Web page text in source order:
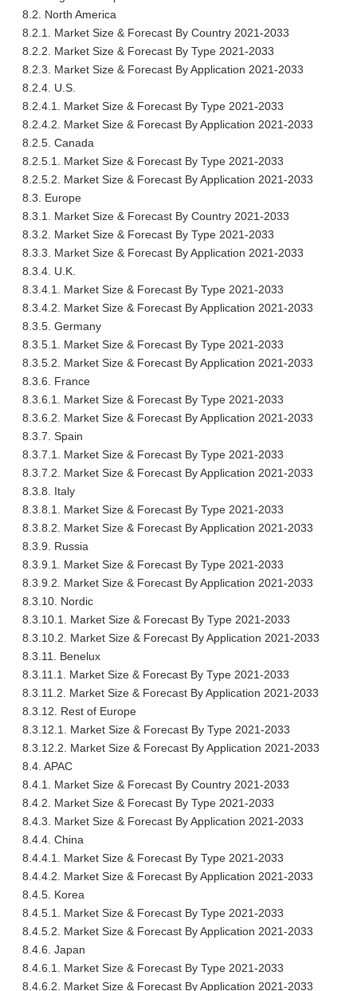
8.2. North America
8.2.1. Market Size & Forecast By Country 2021-2033
8.2.2. Market Size & Forecast By Type 2021-2033
8.2.3. Market Size & Forecast By Application 2021-2033
8.2.4. U.S.
8.2.4.1. Market Size & Forecast By Type 2021-2033
8.2.4.2. Market Size & Forecast By Application 2021-2033
8.2.5. Canada
8.2.5.1. Market Size & Forecast By Type 2021-2033
8.2.5.2. Market Size & Forecast By Application 2021-2033
8.3. Europe
8.3.1. Market Size & Forecast By Country 2021-2033
8.3.2. Market Size & Forecast By Type 2021-2033
8.3.3. Market Size & Forecast By Application 2021-2033
8.3.4. U.K.
8.3.4.1. Market Size & Forecast By Type 2021-2033
8.3.4.2. Market Size & Forecast By Application 2021-2033
8.3.5. Germany
8.3.5.1. Market Size & Forecast By Type 2021-2033
8.3.5.2. Market Size & Forecast By Application 2021-2033
8.3.6. France
8.3.6.1. Market Size & Forecast By Type 2021-2033
8.3.6.2. Market Size & Forecast By Application 2021-2033
8.3.7. Spain
8.3.7.1. Market Size & Forecast By Type 2021-2033
8.3.7.2. Market Size & Forecast By Application 2021-2033
8.3.8. Italy
8.3.8.1. Market Size & Forecast By Type 2021-2033
8.3.8.2. Market Size & Forecast By Application 2021-2033
8.3.9. Russia
8.3.9.1. Market Size & Forecast By Type 2021-2033
8.3.9.2. Market Size & Forecast By Application 2021-2033
8.3.10. Nordic
8.3.10.1. Market Size & Forecast By Type 2021-2033
8.3.10.2. Market Size & Forecast By Application 2021-2033
8.3.11. Benelux
8.3.11.1. Market Size & Forecast By Type 2021-2033
8.3.11.2. Market Size & Forecast By Application 2021-2033
8.3.12. Rest of Europe
8.3.12.1. Market Size & Forecast By Type 2021-2033
8.3.12.2. Market Size & Forecast By Application 2021-2033
8.4. APAC
8.4.1. Market Size & Forecast By Country 2021-2033
8.4.2. Market Size & Forecast By Type 2021-2033
8.4.3. Market Size & Forecast By Application 2021-2033
8.4.4. China
8.4.4.1. Market Size & Forecast By Type 2021-2033
8.4.4.2. Market Size & Forecast By Application 2021-2033
8.4.5. Korea
8.4.5.1. Market Size & Forecast By Type 2021-2033
8.4.5.2. Market Size & Forecast By Application 2021-2033
8.4.6. Japan
8.4.6.1. Market Size & Forecast By Type 2021-2033
8.4.6.2. Market Size & Forecast By Application 2021-2033